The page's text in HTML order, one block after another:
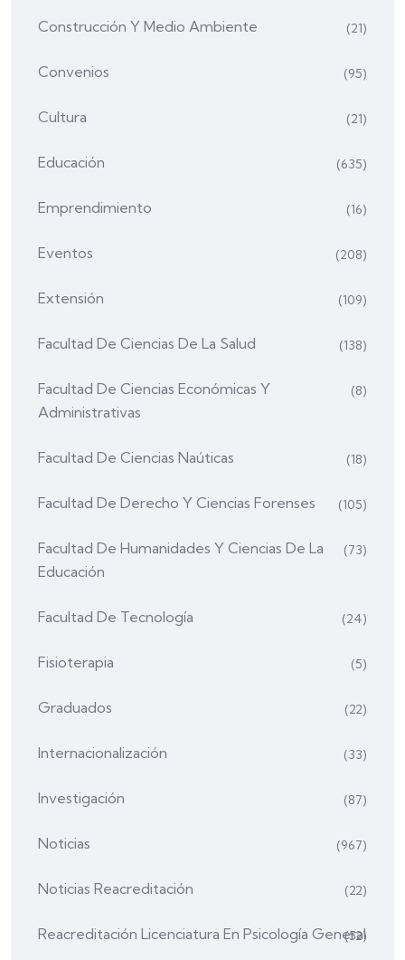
Construcción Y Medio Ambiente (21)
Convenios (95)
Cultura (21)
Educación (635)
Emprendimiento (16)
Eventos (208)
Extensión (109)
Facultad De Ciencias De La Salud (138)
Facultad De Ciencias Económicas Y
Administrativas
(8)
Facultad De Ciencias Naúticas (18)
Facultad De Derecho Y Ciencias Forenses (105)
Facultad De Humanidades Y Ciencias De La
Educación
(73)
Facultad De Tecnología (24)
Fisioterapia (5)
Graduados (22)
Internacionalización (33)
Investigación (87)
Noticias (967)
Noticias Reacreditación (22)
Reacreditación Licenciatura En Psicología General
(52)